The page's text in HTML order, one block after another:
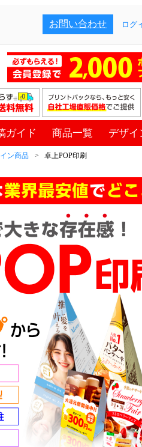
お問い合わせ ログ
ガイド 商品一覧 デザイ
ン商品 卓上POP印刷